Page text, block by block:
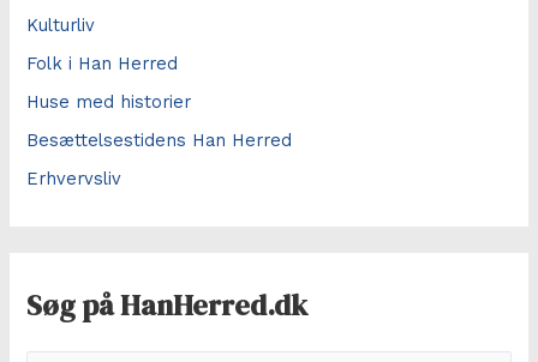
Kulturliv
Folk i Han Herred
Huse med historier
Besættelsestidens Han Herred
Erhvervsliv
Søg på HanHerred.dk